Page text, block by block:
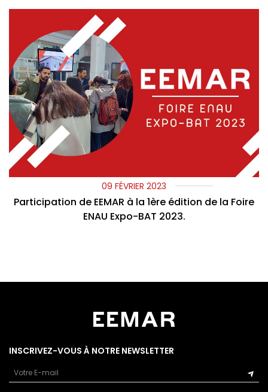
09 FÉVRIER 2023
Participation de EEMAR à la 1ère édition de la Foire
ENAU Expo-BAT 2023.
INSCRIVEZ-VOUS À NOTRE NEWSLETTER